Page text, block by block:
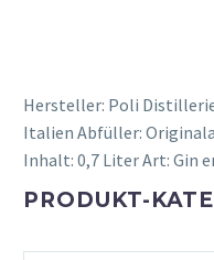
Hersteller: Poli Distillerie
Italien Abfüller:
Inhalt: 0,7 Liter Art: Gin
PRODUKT-